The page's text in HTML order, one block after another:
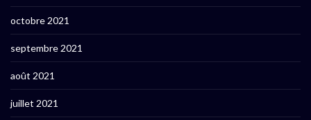
octobre 2021
septembre 2021
août 2021
juillet 2021